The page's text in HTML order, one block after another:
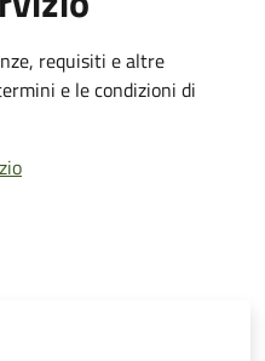
requisiti e altre
e le condizioni di